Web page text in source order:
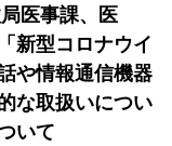
医事課、医
新型コロナウイ
や情報通信機器
な取扱いについ
いて